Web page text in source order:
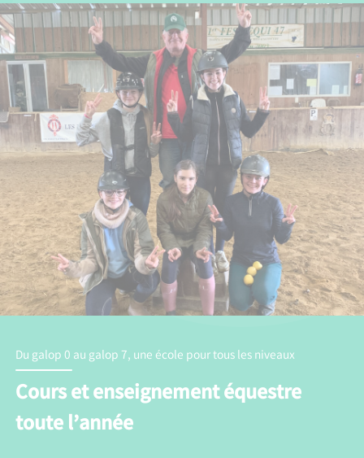
Du galop 0 au galop 7, une école pour tous les niveaux
Cours et enseignement équestre
toute l’année